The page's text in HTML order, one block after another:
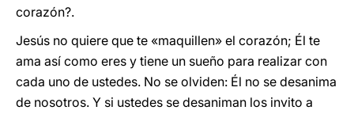
corazón?.
Jesús no quiere que te «maquillen» el corazón; Él te
ama así como eres y tiene un sueño para realizar con
cada uno de ustedes. No se olviden: Él no se desanima
de nosotros. Y si ustedes se desaniman los invito a